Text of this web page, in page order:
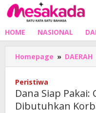
Lewati
ke
HOME NASIONAL
Homepage » DAERAH
Peristiwa
Dana Siap
Dibutuhkan